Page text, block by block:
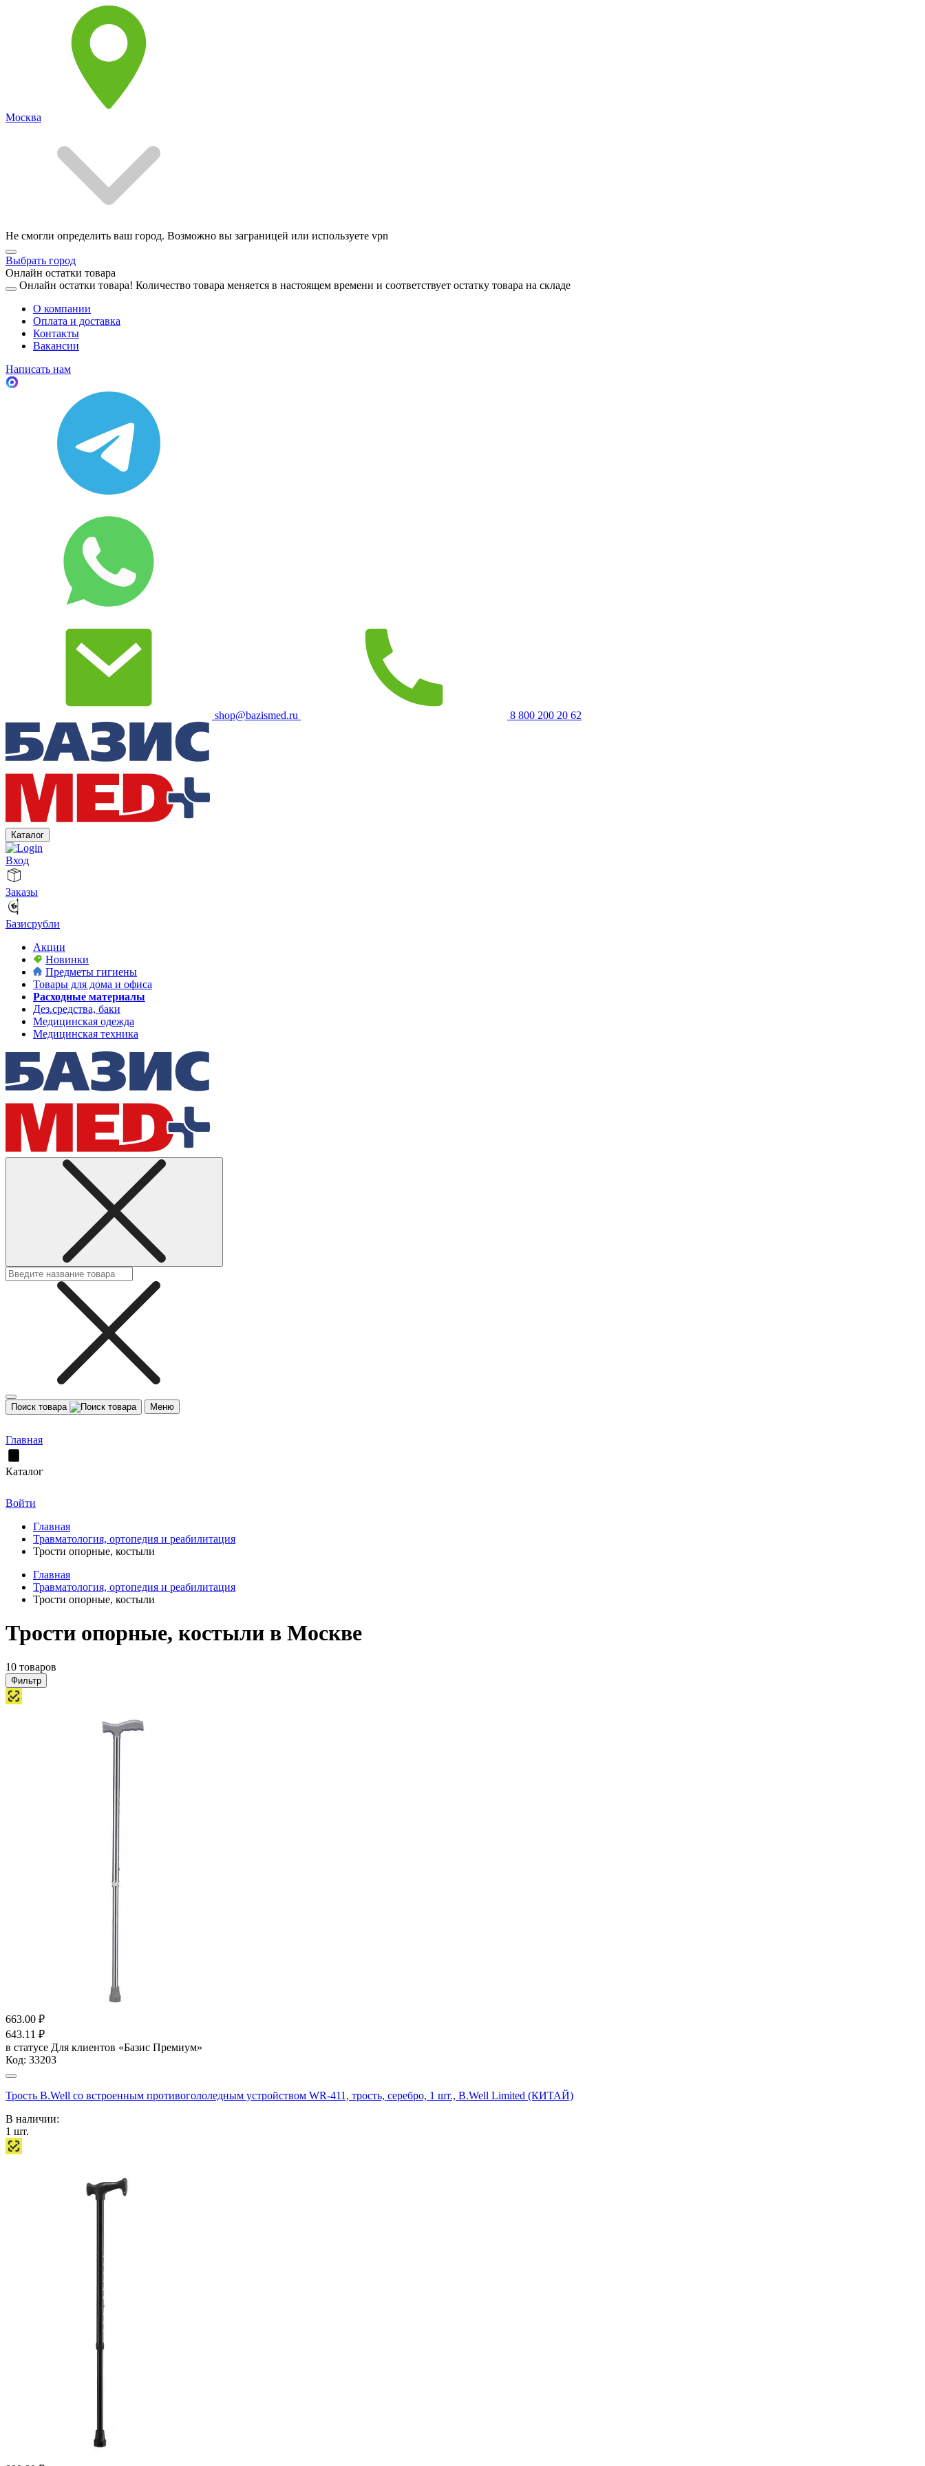
Москва
Не смогли определить ваш город. Возможно вы заграницей или используете vpn
Выбрать город
Онлайн остатки товара
Онлайн остатки товара! Количество товара меняется в настоящем времени и соответствует остатку товара на складе
О компании
Оплата и доставка
Контакты
Вакансии
Написать нам
shop@bazismed.ru 8 800 200 20 62
Каталог
Вход
Заказы
Базисрубли
Акции
Новинки
Предметы гигиены
Товары для дома и офиса
Расходные материалы
Дез.средства, баки
Медицинская одежда
Медицинская техника
Поиск товара Меню
Главная
Каталог
Войти
Главная
Травматология, ортопедия и реабилитация
Трости опорные, костыли
Главная
Травматология, ортопедия и реабилитация
Трости опорные, костыли
Трости опорные, костыли в Москве
10 товаров
Фильтр
663.00 ₽
643.11 ₽
в статусе Для клиентов «Базис Премиум»
Код: 33203
Трость B.Well со встроенным противогололедным устройством WR-411, трость, серебро, 1 шт., B.Well Limited (КИТАЙ)
В наличии:
1 шт.